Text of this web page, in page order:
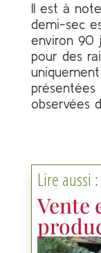
Il est à
demi-sec
environ 90
pour des
présentées
observées
Lire aussi :
Vente